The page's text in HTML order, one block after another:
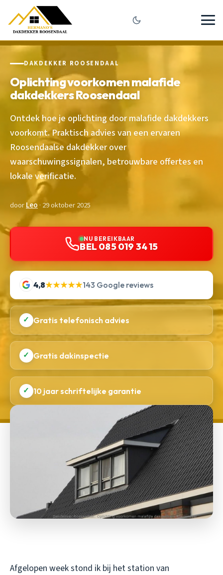
DAKDEKKER ROOSENDAAL
Oplichting voorkomen malafide
dakdekkers Roosendaal
Ontdek hoe je oplichting door malafide dakdekkers
voorkomt. Praktisch advies van een ervaren
Roosendaalse dakdekker over
waarschuwingssignalen, betrouwbare offertes en
lokale verificatie.
doorLeo · 29 oktober 2025
NU BEREIKBAAR
BEL 085 019 34 15
4,8★★★★★143 Google reviews
✓ Gratis telefonisch advies
✓ Gratis dakinspectie
✓ 10 jaar schriftelijke garantie
Afgelopen week stond ik bij het station van